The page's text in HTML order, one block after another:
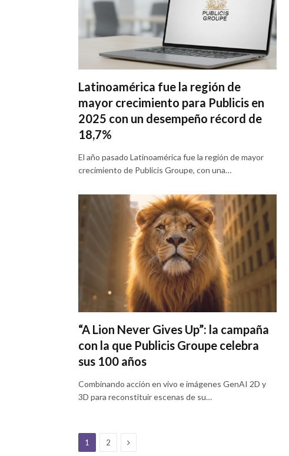
Latinoamérica fue la región de
mayor crecimiento para Publicis en
2025 con un desempeño récord de
18,7%
El año pasado Latinoamérica fue la región de mayor
crecimiento de Publicis Groupe, con una…
“A Lion Never Gives Up”: la campaña
con la que Publicis Groupe celebra
sus 100 años
Combinando acción en vivo e imágenes GenAI 2D y
3D para reconstituir escenas de su…
1 2 Next